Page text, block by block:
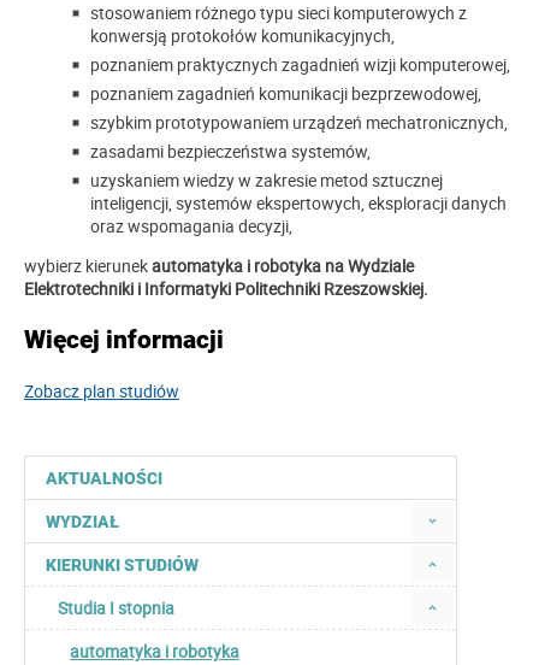
AKTUALNOŚCI
WYDZIAŁ
KIERUNKI STUDIÓW
Studia I stopnia
automatyka i robotyka
stosowaniem różnego typu sieci komputerowych z
konwersją protokołów komunikacyjnych,
poznaniem praktycznych zagadnień wizji komputerowej,
poznaniem zagadnień komunikacji bezprzewodowej,
szybkim prototypowaniem urządzeń mechatronicznych,
zasadami bezpieczeństwa systemów,
uzyskaniem wiedzy w zakresie metod sztucznej
inteligencji, systemów ekspertowych, eksploracji danych
oraz wspomagania decyzji,
wybierz kierunekautomatyka i robotyka na Wydziale
Elektrotechniki i Informatyki Politechniki Rzeszowskiej.
Więcej informacji
Zobacz plan studiów